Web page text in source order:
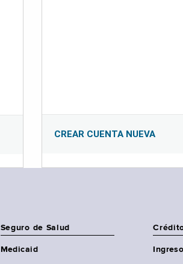
CREAR CUENTA NUEVA
Seguro de Salud
Medicaid